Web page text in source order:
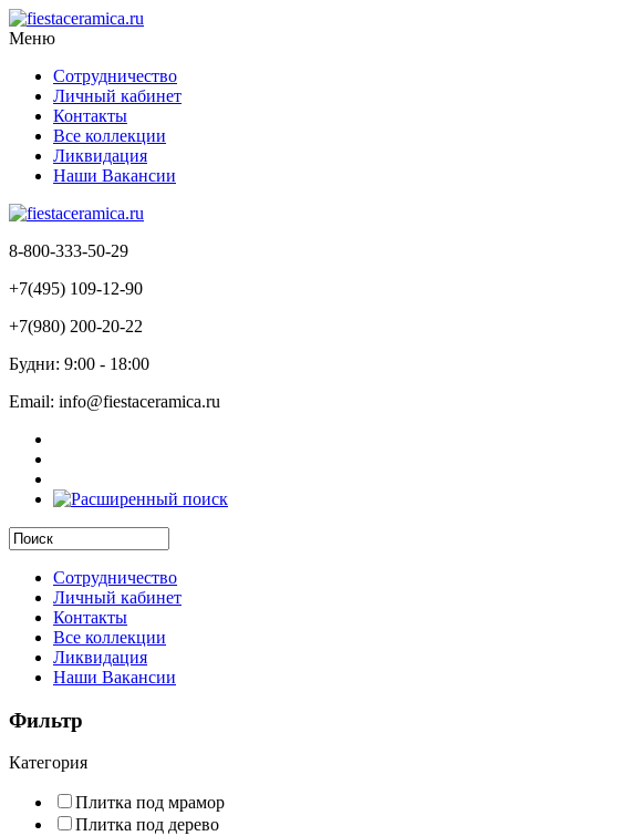
Меню
Сотрудничество
Личный кабинет
Контакты
Все коллекции
Ликвидация
Наши Вакансии
8-800-333-50-29
+7(495) 109-12-90
+7(980) 200-20-22
Будни: 9:00 - 18:00
Email: info@fiestaceramica.ru
Сотрудничество
Личный кабинет
Контакты
Все коллекции
Ликвидация
Наши Вакансии
Фильтр
Категория
Плитка под мрамор
Плитка под дерево